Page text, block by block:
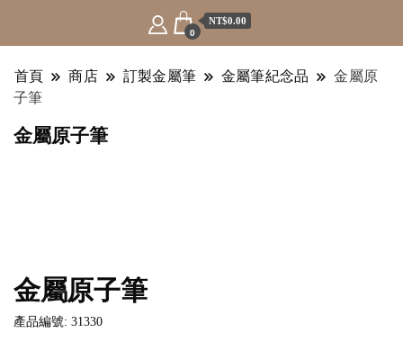
0
NT$0.00
首頁 商店 訂製金屬筆 金屬筆紀念品
金屬原
子筆
金屬原子筆
金屬原子筆
產品編號: 31330